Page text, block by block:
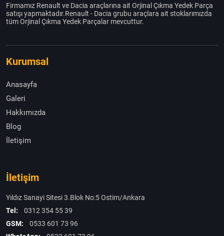
Firmamız Renault ve Dacia araçlarına ait Orjinal Çıkma Yedek Parça
satışı yapmaktadır.Renault - Dacia grubu araçlara ait stoklarımızda
tüm Orjinal Çıkma Yedek Parçalar mevcuttur.
Kurumsal
Anasayfa
Galeri
Hakkımızda
Blog
İletişim
İletişim
Yıldız Sanayi Sitesi 3.Blok No:5 Ostim/Ankara
Tel:
0312 354 55 39
GSM:
0533 601 73 96